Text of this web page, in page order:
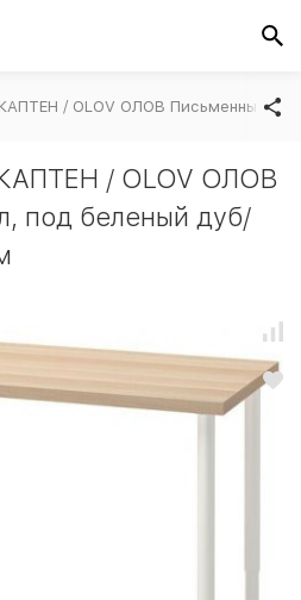
/ OLOV ОЛОВ Письменный
/ OLOV ОЛОВ
под беленый дуб/